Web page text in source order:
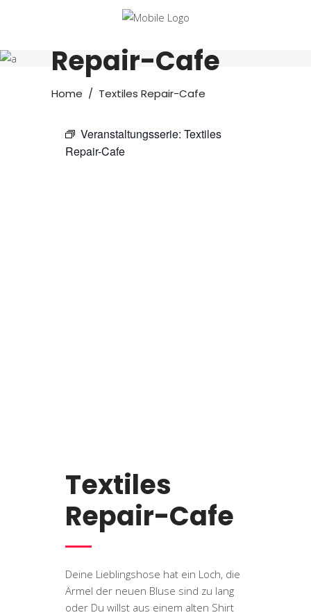
Textiles
Repair-Cafe
Home / Textiles Repair-Cafe
Veranstaltungsserie: Textiles
Repair-Cafe
Textiles
Repair-Cafe
Deine Lieblingshose hat ein Loch, die
Ärmel der neuen Bluse sind zu lang
oder Du willst aus einem alten Shirt